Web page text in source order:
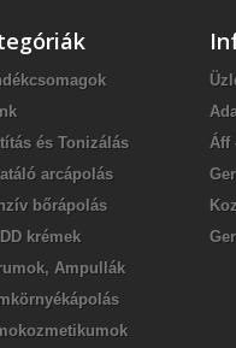
és Tonizálás
arcápolás
bőrápolás
krémek
Ampullák
Áff